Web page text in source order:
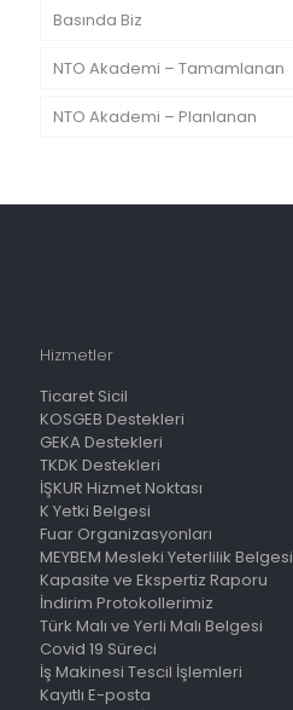
Basında Biz
NTO Akademi – Tamamlanan
NTO Akademi – Planlanan
Hizmetler
Ticaret Sicil
KOSGEB Destekleri
GEKA Destekleri
TKDK Destekleri
İŞKUR Hizmet Noktası
K Yetki Belgesi
Fuar Organizasyonları
MEYBEM Mesleki Yeterlilik Belgesi
Kapasite ve Ekspertiz Raporu
İndirim Protokollerimiz
Türk Malı ve Yerli Malı Belgesi
Covid 19 Süreci
İş Makinesi Tescil İşlemleri
Kayıtlı E-posta